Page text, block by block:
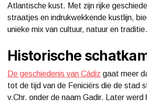
Atlantische kust. Met zijn rijke
straatjes en indrukwekkende kustlijn,
unieke mix van cultuur, natuur en traditie.
Historische
De geschiedenis van Cádiz gaat meer
tot de tijd van de Feniciërs die de stad
v.Chr. onder de naam Gadir. Later werd